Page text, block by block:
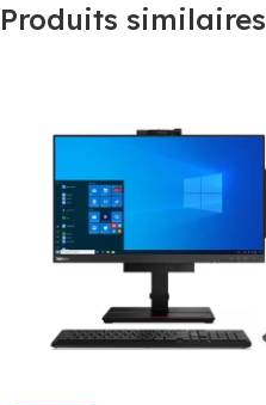
Produits similaires